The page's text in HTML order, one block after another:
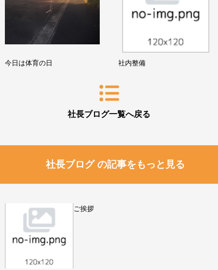
今日は体育の日
社長ブログ一覧へ戻る
社内整備
社長ブログ の記事をもっと見る
ご挨拶